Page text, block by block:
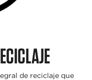
de reciclaje que